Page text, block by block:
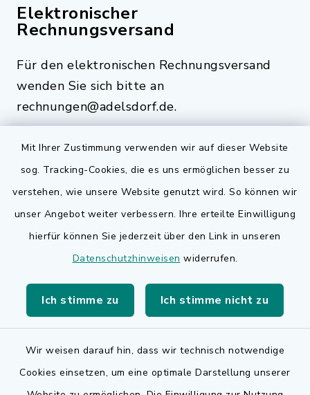
Mit Ihrer Zustimmung verwenden wir auf dieser Website
sog. Tracking-Cookies, die es uns ermöglichen besser zu
verstehen, wie unsere Website genutzt wird. So können wir
unser Angebot weiter verbessern. Ihre erteilte Einwilligung
hierfür können Sie jederzeit über den Link in unseren
Datenschutzhinweisen widerrufen.
Ich stimme zu Ich stimme nicht zu
Wir weisen darauf hin, dass wir technisch notwendige
Cookies einsetzen, um eine optimale Darstellung unserer
Elektronischer
Rechnungsversand
Für den elektronischen Rechnungsversand
wenden Sie sich bitte an
rechnungen@adelsdorf.de.
Quicklinks
Bauen in Adelsdorf
BayernPortal
Landkreis Erlangen-Höchstadt